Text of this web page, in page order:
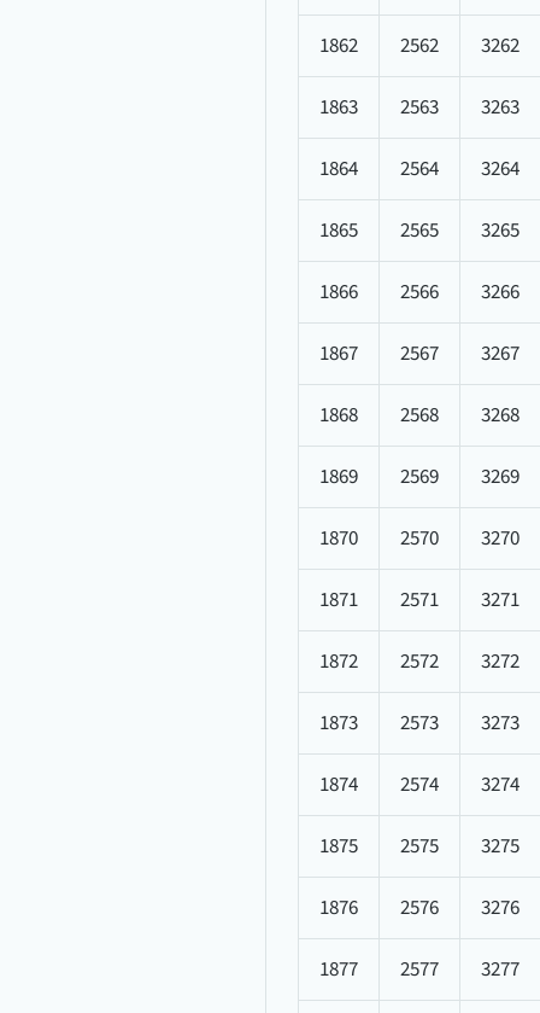
1862 2562 3262
1863 2563 3263
1864 2564 3264
1865 2565 3265
1866 2566 3266
1867 2567 3267
1868 2568 3268
1869 2569 3269
1870 2570 3270
1871 2571 3271
1872 2572 3272
1873 2573 3273
1874 2574 3274
1875 2575 3275
1876 2576 3276
1877 2577 3277